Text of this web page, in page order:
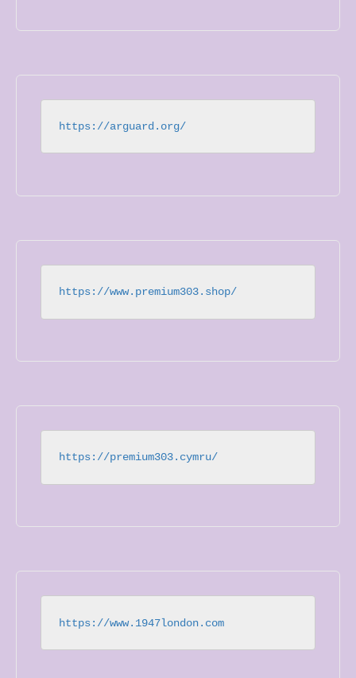
https://arguard.org/
https://www.premium303.shop/
https://premium303.cymru/
https://www.1947london.com